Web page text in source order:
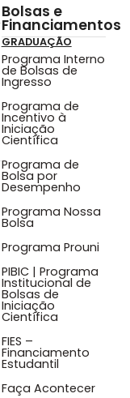
Bolsas e
Financiamentos
GRADUAÇÃO
Programa Interno
de Bolsas de
Ingresso
Programa de
Incentivo à
Iniciação
Científica
Programa de
Bolsa por
Desempenho
Programa Nossa
Bolsa
Programa Prouni
PIBIC | Programa
Institucional de
Bolsas de
Iniciação
Científica
FIES –
Financiamento
Estudantil
Faça Acontecer